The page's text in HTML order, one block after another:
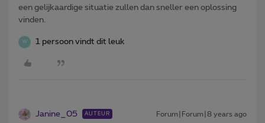
een gelijkaardige situatie zullen dan sneller een oplossing
vinden.
W 1 persoon vindt dit leuk
Janine_05 AUTEUR Forum|Forum|8 years ago